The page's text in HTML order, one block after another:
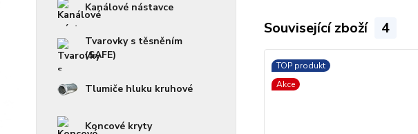
Kanálové nástavce
Tvarovky s těsněním
(SAFE)
Tlumiče hluku kruhové
Koncové kryty
Související zboží 4
TOP produkt
Akce